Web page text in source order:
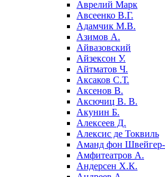
Аврелий Марк
Авсеенко В.Г.
Адамчик М.В.
Азимов А.
Айвазовский
Айзексон У.
Айтматов Ч.
Аксаков С.Т.
Аксенов В.
Аксючиц В. В.
Акунин Б.
Алексеев Д.
Алексис де Токвиль
Аманд фон
Амфитеатров А.
Андерсен Х.К.